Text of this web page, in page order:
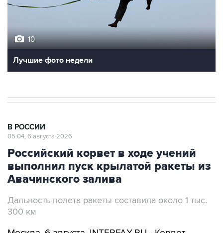
10
Лучшие фото недели
В РОССИИ
05:04, 6 августа 2026
Российский корвет в ходе учений
выполнил пуск крылатой ракеты из
Авачинского залива
Дальность полета ракеты составила около 1 тыс.
300 км